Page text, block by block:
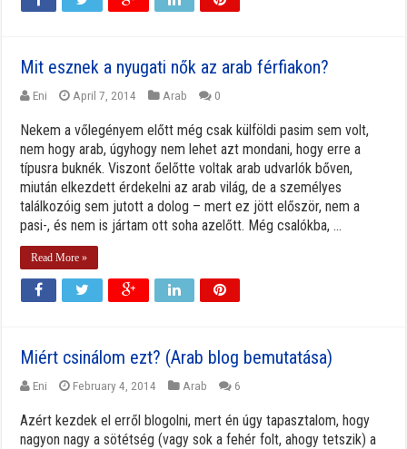
Mit esznek a nyugati nők az arab férfiakon?
Eni April 7, 2014 Arab 0
Nekem a vőlegényem előtt még csak külföldi pasim sem volt,
nem hogy arab, úgyhogy nem lehet azt mondani, hogy erre a
típusra buknék. Viszont őelőtte voltak arab udvarlók bőven,
miután elkezdett érdekelni az arab világ, de a személyes
találkozóig sem jutott a dolog – mert ez jött először, nem a
pasi-, és nem is jártam ott soha azelőtt. Még csalókba, ...
Read More »
Miért csinálom ezt? (Arab blog bemutatása)
Eni February 4, 2014 Arab 6
Azért kezdek el erről blogolni, mert én úgy tapasztalom, hogy
nagyon nagy a sötétség (vagy sok a fehér folt, ahogy tetszik) a